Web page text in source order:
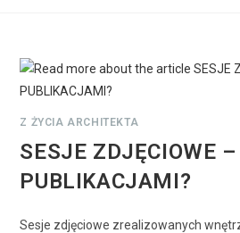
Z ŻYCIA ARCHITEKTA
SESJE ZDJĘCIOWE
PUBLIKACJAMI?
Sesje zdjęciowe zrealizowanych